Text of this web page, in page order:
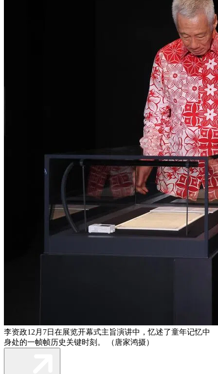
李资政12月7日在展览开幕式主旨演讲中，忆述了童年记忆中
身处的一帧帧历史关键时刻。 （唐家鸿摄）